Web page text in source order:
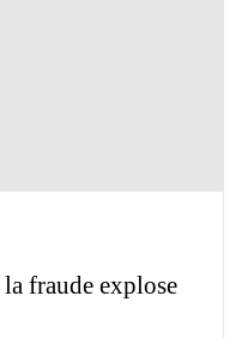
fraude explose